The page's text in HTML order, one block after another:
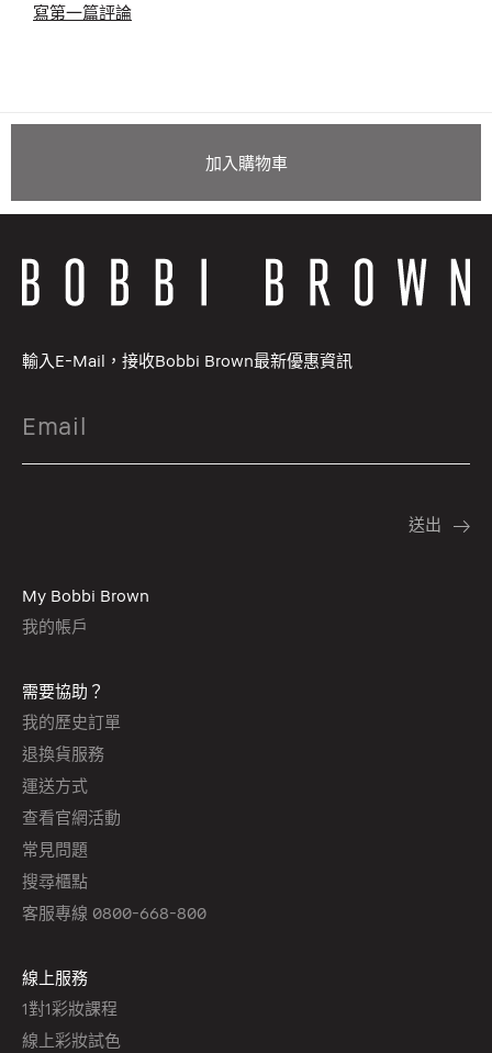
寫第一篇評論
加入購物車
輸入E-Mail，接收Bobbi Brown最新優惠資訊
My Bobbi Brown
我的帳戶
需要協助？
我的歷史訂單
退換貨服務
運送方式
查看官網活動
常見問題
搜尋櫃點
客服專線 0800-668-800
線上服務
1對1彩妝課程
線上彩妝試色